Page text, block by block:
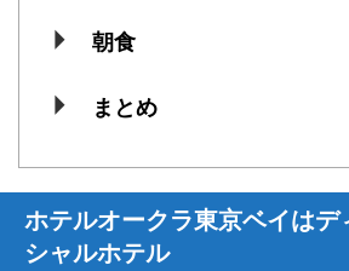
朝食
まとめ
ホテルオークラ東京ベイはデ
シャルホテル